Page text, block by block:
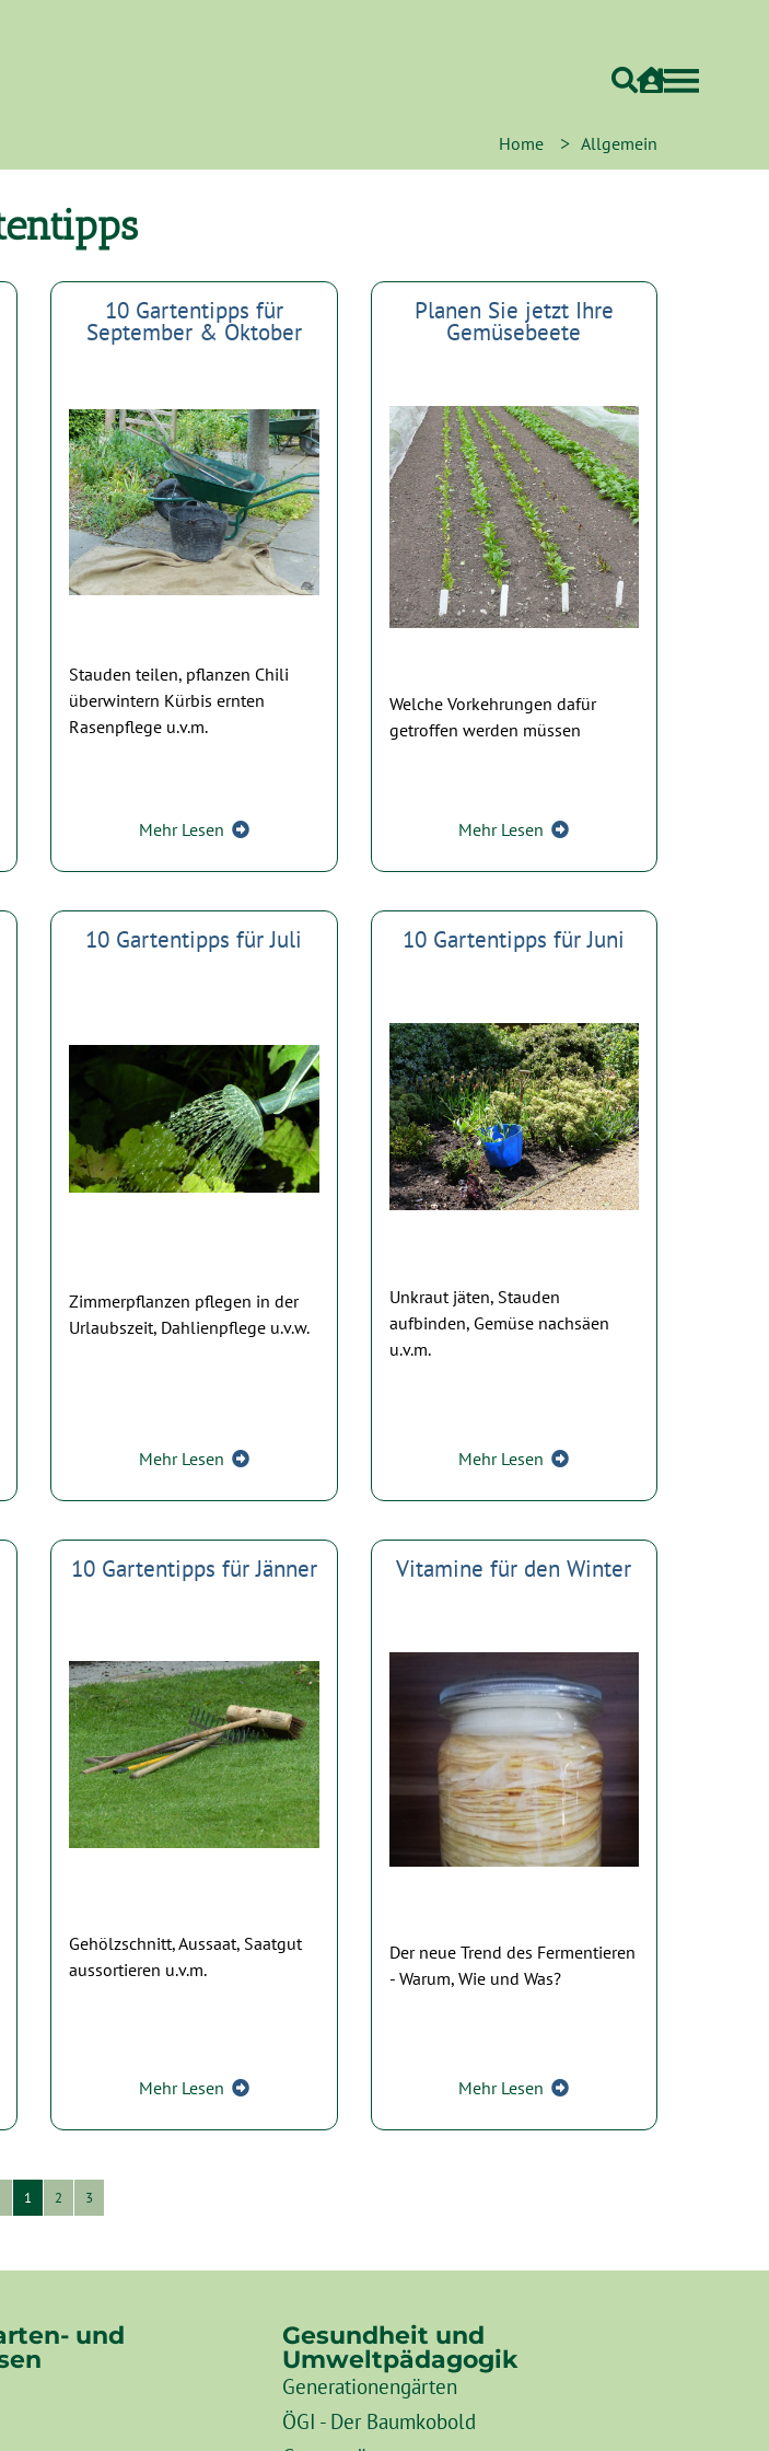
Home > Allgemein
10 Gartentipps für
September & Oktober
Stauden teilen, pflanzen Chili
überwintern Kürbis ernten
Rasenpflege u.v.m.
Mehr Lesen
Planen Sie jetzt Ihre
Gemüsebeete
Welche Vorkehrungen dafür
getroffen werden müssen
Mehr Lesen
10 Gartentipps für Juli
Zimmerpflanzen pflegen in der
Urlaubszeit, Dahlienpflege u.v.w.
Mehr Lesen
10 Gartentipps für Juni
Unkraut jäten, Stauden
aufbinden, Gemüse nachsäen
u.v.m.
Mehr Lesen
10 Gartentipps für Jänner
Gehölzschnitt, Aussaat, Saatgut
aussortieren u.v.m.
Mehr Lesen
Vitamine für den Winter
Der neue Trend des Fermentieren
- Warum, Wie und Was?
Mehr Lesen
1 2 3
und Gesundheit und
Umweltpädagogik
Generationengärten
ÖGI - Der Baumkobold